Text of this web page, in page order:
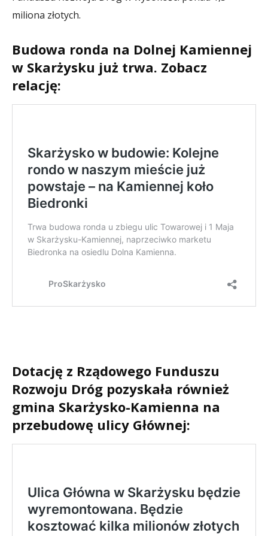
miliona złotych.
Budowa ronda na Dolnej Kamiennej
w Skarżysku już trwa. Zobacz
relację:
Dotację z Rządowego Funduszu
Rozwoju Dróg pozyskała również
gmina Skarżysko-Kamienna na
przebudowę ulicy Głównej: